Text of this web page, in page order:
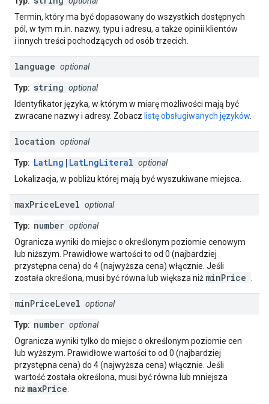
Termin, który ma być dopasowany do wszystkich dostępnych
pól, w tym m.in. nazwy, typu i adresu, a także opinii klientów
i innych treści pochodzących od osób trzecich.
language optional
Typ: string optional
Identyfikator języka, w którym w miarę możliwości mają być
zwracane nazwy i adresy. Zobacz listę obsługiwanych języków.
location optional
Typ: LatLng | LatLngLiteral optional
Lokalizacja, w pobliżu której mają być wyszukiwane miejsca.
maxPriceLevel optional
Typ: number optional
Ogranicza wyniki do miejsc o określonym poziomie cenowym
lub niższym. Prawidłowe wartości to od 0 (najbardziej
przystępna cena) do 4 (najwyższa cena) włącznie. Jeśli
została określona, musi być równa lub większa niż minPrice .
minPriceLevel optional
Typ: number optional
Ogranicza wyniki tylko do miejsc o określonym poziomie cen
lub wyższym. Prawidłowe wartości to od 0 (najbardziej
przystępna cena) do 4 (najwyższa cena) włącznie. Jeśli
wartość została określona, musi być równa lub mniejsza
niż maxPrice.